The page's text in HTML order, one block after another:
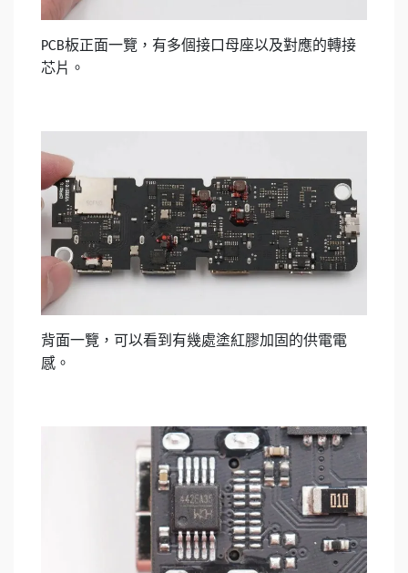
PCB板正面一覽，有多個接口母座以及對應的轉接
芯片。
背面一覽，可以看到有幾處塗紅膠加固的供電電
感。